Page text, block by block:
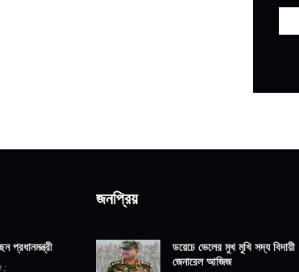
প্রধানমন্ত্রী
:
জনপ্রিয়
ডয়েচে ভেলের মুখ মুখি সদ্য বিদায়ী
জেনারেল আজিজ